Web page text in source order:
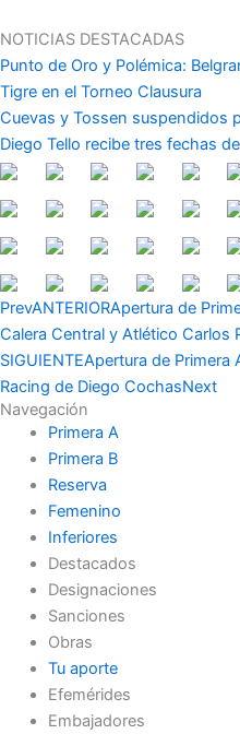
al
contenido
NOTICIAS DESTACADAS
Punto de Oro y Polémica:
Tigre en el Torneo Clausura
Cuevas y Tossen suspendidos
Diego Tello recibe tres fechas
PrevANTERIORApertura de
Calera Central y Atlético Carlos
SIGUIENTEApertura de Primera
Racing de Diego CochasNext
Navegación
Primera A
Primera B
Reserva
Femenino
Inferiores
Destacados
Designaciones
Sanciones
Obras
Tu aporte
Efemérides
Embajadores